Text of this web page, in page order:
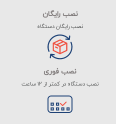
نصب رایگان
نصب رایگان دستگاه
نصب فوری
نصب دستگاه در کمتر از ۱۲ ساعت